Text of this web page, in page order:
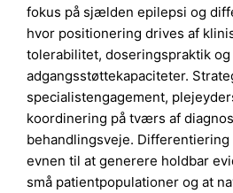
fokus på sjælden epilepsi og
hvor positionering drives af
tolerabilitet, doseringspraktik og
adgangsstøttekapaciteter.
specialistengagement,
koordinering på tværs af
behandlingsveje.
evnen til at generere holdbar
små patientpopulationer og at